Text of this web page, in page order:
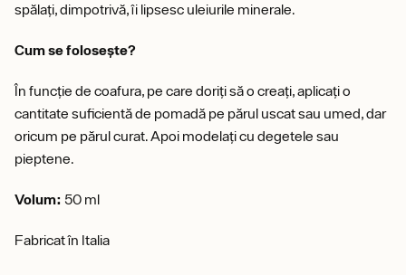
spălați, dimpotrivă, îi lipsesc uleiurile minerale.
Cum se folosește?
În funcție de coafura, pe care doriți să o creați, aplicați o
cantitate suficientă de pomadă pe părul uscat sau umed, dar
oricum pe părul curat. Apoi modelați cu degetele sau
pieptene.
Volum: 50 ml
Fabricat în Italia